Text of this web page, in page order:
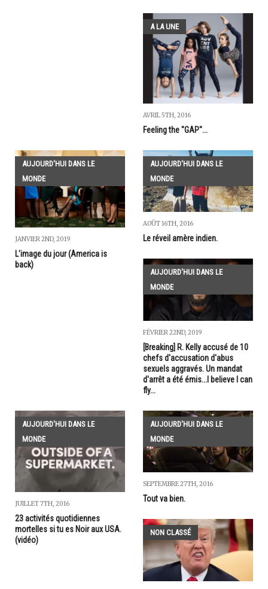
A LA UNE
AVRIL 5TH, 2016
Feeling the "GAP"...
AUJOURD'HUI DANS LE
MONDE
JANVIER 2ND, 2019
L'image du jour (America is
back)
AUJOURD'HUI DANS LE
MONDE
AOÛT 16TH, 2016
Le réveil amère indien.
AUJOURD'HUI DANS LE
MONDE
FÉVRIER 22ND, 2019
[Breaking] R. Kelly accusé de 10
chefs d'accusation d'abus
sexuels aggravés. Un mandat
d'arrêt a été émis...I believe I can
fly...
AUJOURD'HUI DANS LE
MONDE
JUILLET 7TH, 2016
23 activités quotidiennes
mortelles si tu es Noir aux USA.
(vidéo)
AUJOURD'HUI DANS LE
MONDE
SEPTEMBRE 27TH, 2016
Tout va bien.
NON CLASSÉ